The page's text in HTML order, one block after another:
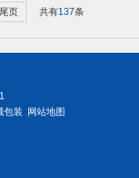
尾页 共有137条
包装 网站地图